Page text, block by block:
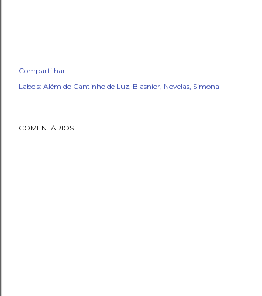
Compartilhar
Labels: Além do Cantinho de Luz Blasnior Novelas Simona
COMENTÁRIOS